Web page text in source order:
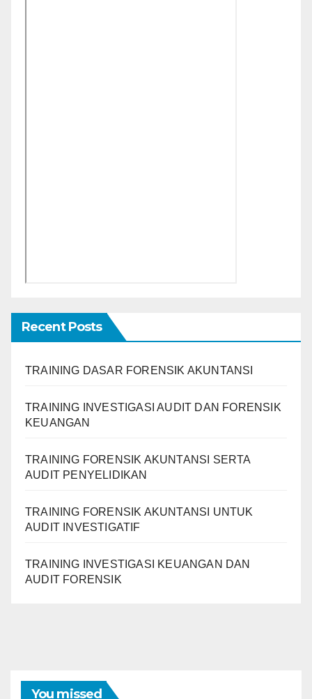
Recent Posts
TRAINING DASAR FORENSIK AKUNTANSI
TRAINING INVESTIGASI AUDIT DAN FORENSIK
KEUANGAN
TRAINING FORENSIK AKUNTANSI SERTA
AUDIT PENYELIDIKAN
TRAINING FORENSIK AKUNTANSI UNTUK
AUDIT INVESTIGATIF
TRAINING INVESTIGASI KEUANGAN DAN
AUDIT FORENSIK
You missed